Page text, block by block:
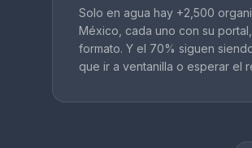
Solo en agua hay +2,500
México, cada uno con su
formato. Y el 70% siguen
que ir a ventanilla o esperar el